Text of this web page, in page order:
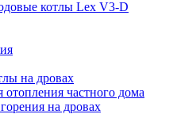
котлы Lex V3-D
на дровах
частного дома
на дровах